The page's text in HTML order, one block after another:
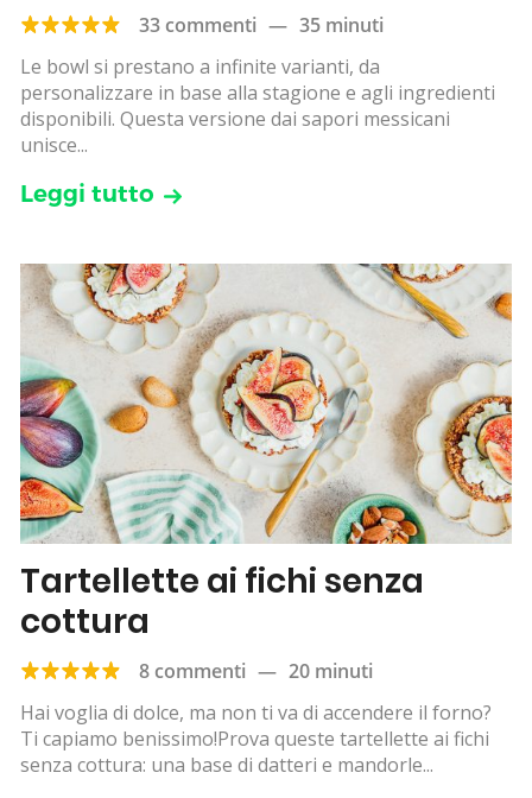
33 commenti — 35 minuti
Le bowl si prestano a infinite varianti, da
personalizzare in base alla stagione e agli ingredienti
disponibili. Questa versione dai sapori messicani
unisce...
Leggi tutto
Tartellette ai fichi senza
cottura
8 commenti — 20 minuti
Hai voglia di dolce, ma non ti va di accendere il forno?
Ti capiamo benissimo!Prova queste tartellette ai fichi
senza cottura: una base di datteri e mandorle...